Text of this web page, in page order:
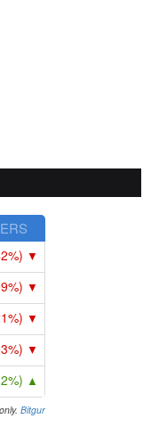
▼
▼
▼
▼
▲
Bitgur